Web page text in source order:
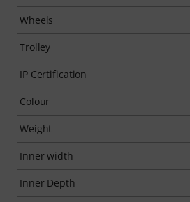
Wheels
Trolley
IP Certification
Colour
Weight
Inner width
Inner Depth